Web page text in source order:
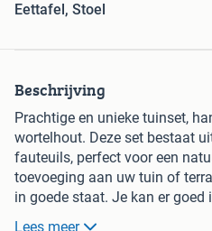
Eettafel, Stoel
Beschrijving
Prachtige en unieke tuinset,
wortelhout. Deze set bestaat
fauteuils, perfect voor een
toevoeging aan uw tuin of
in goede staat. Je kan er goed
kussens in legt. Af te halen in
Lees meer